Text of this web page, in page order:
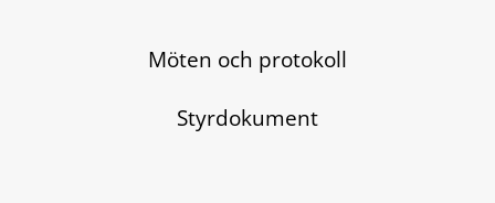
Möten och protokoll
Styrdokument